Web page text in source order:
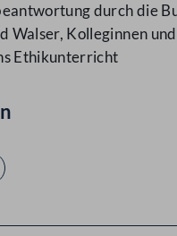
durch die
Walser, Kolleginnen
Ethikunterricht